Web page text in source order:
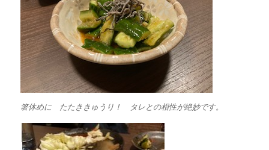
箸休めに たたききゅうり！ タレとの相性が絶妙です。